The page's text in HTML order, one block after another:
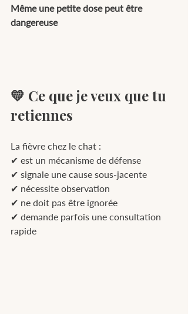
Même une petite dose peut être
dangereuse
💛 Ce que je veux que tu
retiennes
La fièvre chez le chat :
✔ est un mécanisme de défense
✔ signale une cause sous-jacente
✔ nécessite observation
✔ ne doit pas être ignorée
✔ demande parfois une consultation
rapide